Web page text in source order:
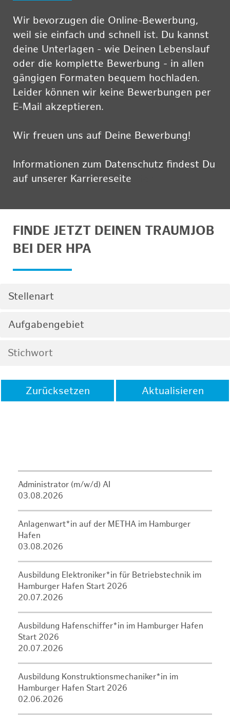
Wir bevorzugen die Online-Bewerbung,
weil sie einfach und schnell ist. Du kannst
deine Unterlagen - wie Deinen Lebenslauf
oder die komplette Bewerbung - in allen
gängigen Formaten bequem hochladen.
Leider können wir keine Bewerbungen per
E-Mail akzeptieren.
Wir freuen uns auf Deine Bewerbung!
Informationen zum Datenschutz findest Du
auf unserer Karriereseite
FINDE JETZT DEINEN TRAUMJOB
BEI DER HPA
Stellenart
Aufgabengebiet
Zurücksetzen Aktualisieren
Administrator (m/w/d) AI
03.08.2026
Anlagenwart*in auf der METHA im Hamburger
Hafen
03.08.2026
Ausbildung Elektroniker*in für Betriebstechnik im
Hamburger Hafen Start 2026
20.07.2026
Ausbildung Hafenschiffer*in im Hamburger Hafen
Start 2026
20.07.2026
Ausbildung Konstruktionsmechaniker*in im
Hamburger Hafen Start 2026
02.06.2026